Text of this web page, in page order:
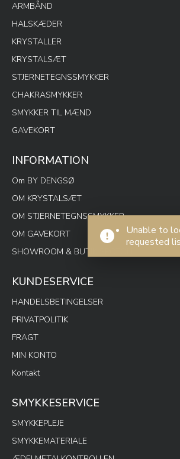
Unable to
requested
ARMBÅND
HALSKÆDER
KRYSTALLER
KRYSTALSÆT
STJERNETEGNSSMYKKER
CHAKRASMYKKER
SMYKKER TIL MÆND
GAVEKORT
INFORMATION
Om BY DENGSØ
OM KRYSTALSÆT
OM STJERNETEGNSSMYKKER
OM GAVEKORT
SHOWROOM & BUTIK SPOTON
KUNDESERVICE
HANDELSBETINGELSER
PRIVATPOLITIK
FRAGT
MIN KONTO
Kontakt
SMYKKESERVICE
SMYKKEPLEJE
SMYKKEMATERIALE